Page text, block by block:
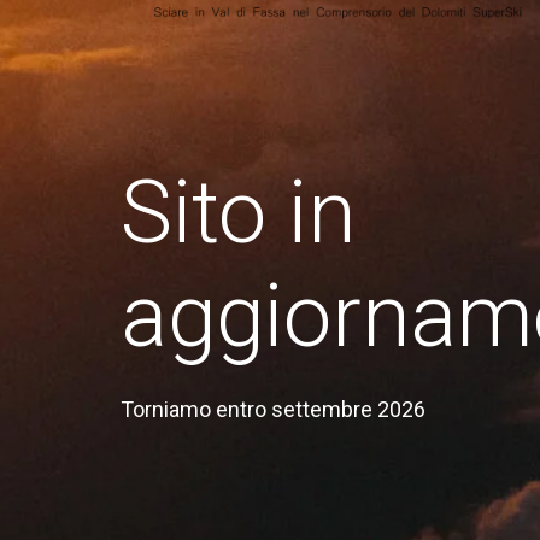
Sito in
Torniamo entro settembre 2026